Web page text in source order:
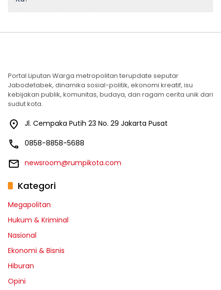
Portal Liputan Warga metropolitan terupdate seputar
Jabodetabek, dinamika sosial-politik, ekonomi kreatif, isu
kebijakan publik, komunitas, budaya, dan ragam cerita unik dari
sudut kota.
Jl. Cempaka Putih 23 No. 29 Jakarta Pusat
0858-8858-5688
newsroom@rumpikota.com
Kategori
Megapolitan
Hukum & Kriminal
Nasional
Ekonomi & Bisnis
Hiburan
Opini